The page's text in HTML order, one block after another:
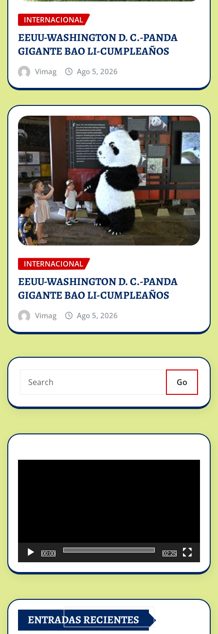
INTERNACIONAL
EEUU-WASHINGTON D. C.-PANDA
GIGANTE BAO LI-CUMPLEAÑOS
Vimag Ago 5, 2026
INTERNACIONAL
EEUU-WASHINGTON D. C.-PANDA
GIGANTE BAO LI-CUMPLEAÑOS
Vimag Ago 5, 2026
Go
00:00 02:25
ENTRADAS RECIENTES